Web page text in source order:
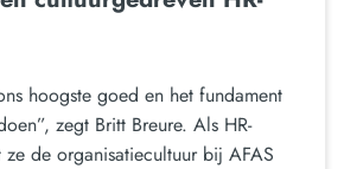
hoogste goed en het fundament
zegt Britt Breure. Als HR-
de organisatiecultuur bij AFAS